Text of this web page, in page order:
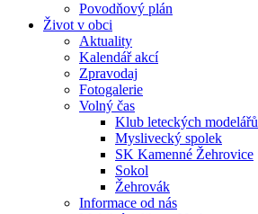
Povodňový plán
Život v obci
Aktuality
Kalendář akcí
Zpravodaj
Fotogalerie
Volný čas
Klub leteckých modelářů
Myslivecký spolek
SK Kamenné Žehrovice
Sokol
Žehrovák
Informace od nás